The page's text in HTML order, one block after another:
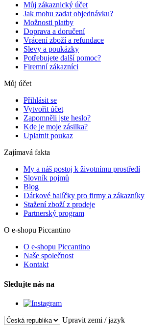
Můj zákaznický účet
Jak mohu zadat objednávku?
Možnosti platby
Doprava a doručení
Vrácení zboží a refundace
Slevy a poukázky
Potřebujete další pomoc?
Firemní zákazníci
Můj účet
Přihlásit se
Vytvořit účet
Zapomněli jste heslo?
Kde je moje zásilka?
Uplatnit poukaz
Zajímavá fakta
My a náš postoj k životnímu prostředí
Slovník pojmů
Blog
Dárkové balíčky pro firmy a zákazníky
Stažení zboží z prodeje
Partnerský program
O e-shopu Piccantino
O e-shopu Piccantino
Naše společnost
Kontakt
Sledujte nás na
Upravit zemi / jazyk